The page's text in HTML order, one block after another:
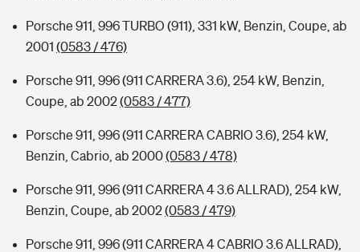
Porsche 911, 996 TURBO (911), 331 kW, Benzin, Coupe, ab
2001 (0583 / 476)
Porsche 911, 996 (911 CARRERA 3.6), 254 kW, Benzin,
Coupe, ab 2002(0583 / 477)
Porsche 911, 996 (911 CARRERA CABRIO 3.6), 254 kW,
Benzin, Cabrio, ab 2000(0583 / 478)
Porsche 911, 996 (911 CARRERA 4 3.6 ALLRAD), 254 kW,
Benzin, Coupe, ab 2002(0583 / 479)
Porsche 911, 996 (911 CARRERA 4 CABRIO 3.6 ALLRAD),